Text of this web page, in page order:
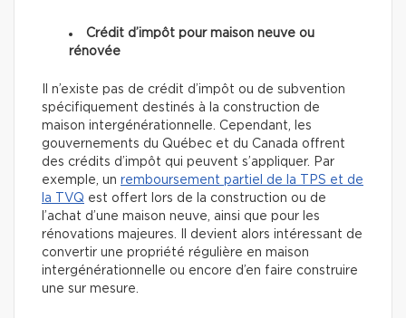
Crédit d’impôt pour maison neuve ou
rénovée
Il n’existe pas de crédit d’impôt ou de subvention
spécifiquement destinés à la construction de
maison intergénérationnelle. Cependant, les
gouvernements du Québec et du Canada offrent
des crédits d’impôt qui peuvent s’appliquer. Par
exemple, un remboursement partiel de la TPS et de
la TVQ est offert lors de la construction ou de
l’achat d’une maison neuve, ainsi que pour les
rénovations majeures. Il devient alors intéressant de
convertir une propriété régulière en maison
intergénérationnelle ou encore d’en faire construire
une sur mesure.